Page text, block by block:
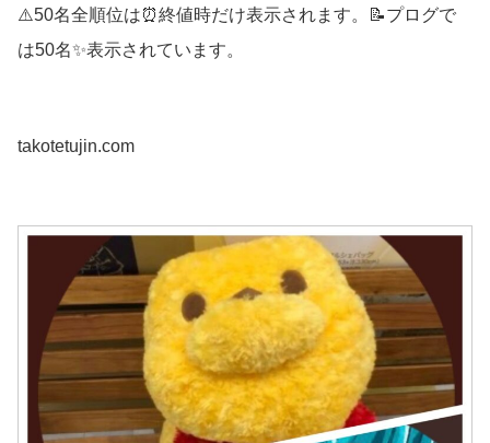
⚠️50名全順位は⏰終値時だけ表示されます。📝プログで
は50名✨表示されています。
takotetujin.com